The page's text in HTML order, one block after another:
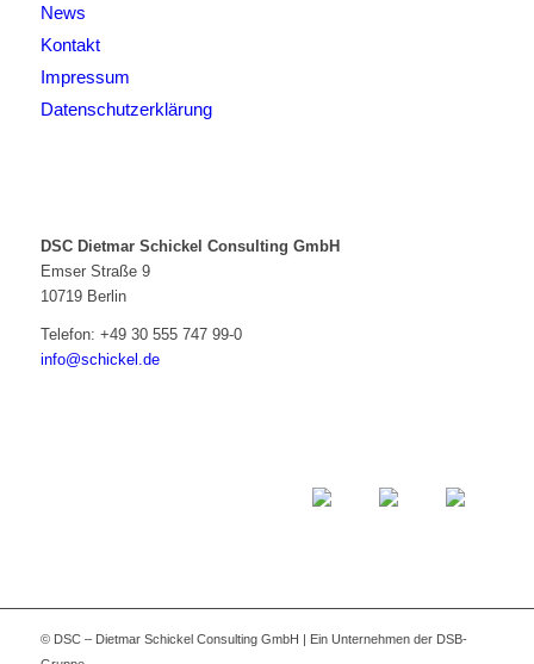
News
Kontakt
Impressum
Datenschutzerklärung
DSC Dietmar Schickel Consulting GmbH
Emser Straße 9
10719 Berlin
Telefon: +49 30 555 747 99-0
info@schickel.de
© DSC – Dietmar Schickel Consulting GmbH | Ein Unternehmen der DSB-